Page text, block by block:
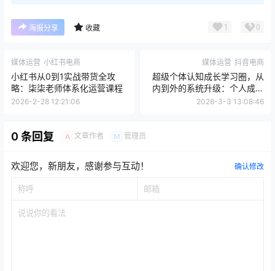
海报分享 收藏 1 0
媒体运营 小红书电商
小红书从0到1实战带货全攻
略：柒柒老师体系化运营课程
2026-2-28 12:21:06
媒体运营 抖音电商
超级个体认知成长学习圈，从
内到外的系统升级：个人成长
与财富变现实战课
2026-3-3 13:08:46
0 条回复 A 文章作者 M 管理员
欢迎您，新朋友，感谢参与互动！ 确认修改